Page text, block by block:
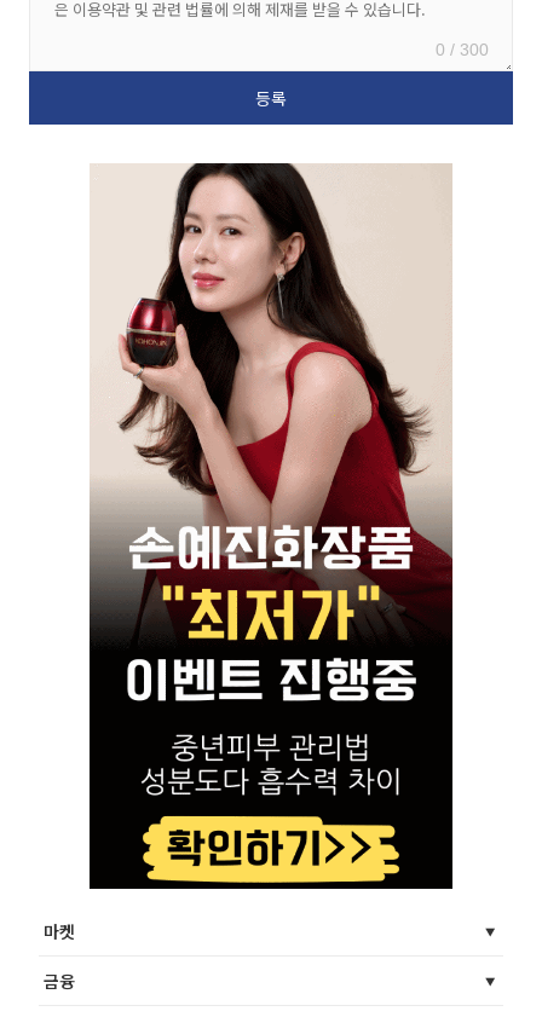
0 / 300
마켓
금융